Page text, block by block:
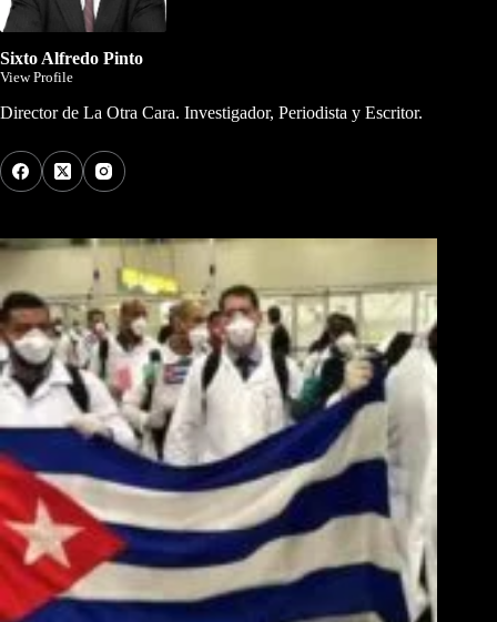
Sixto Alfredo Pinto
View Profile
Director de La Otra Cara. Investigador, Periodista y Escritor.